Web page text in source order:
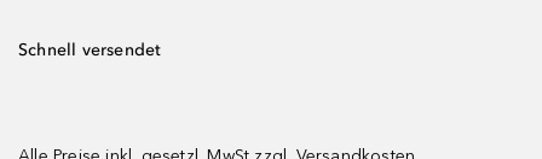
Schnell versendet